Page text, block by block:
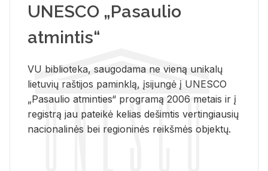
UNESCO „Pasaulio
atmintis“
VU biblioteka, saugodama ne vieną unikalų
lietuvių raštijos paminklą, įsijungė į UNESCO
„Pasaulio atminties“ programą 2006 metais ir į
registrą jau pateikė kelias dešimtis vertingiausių
nacionalinės bei regioninės reikšmės objektų.